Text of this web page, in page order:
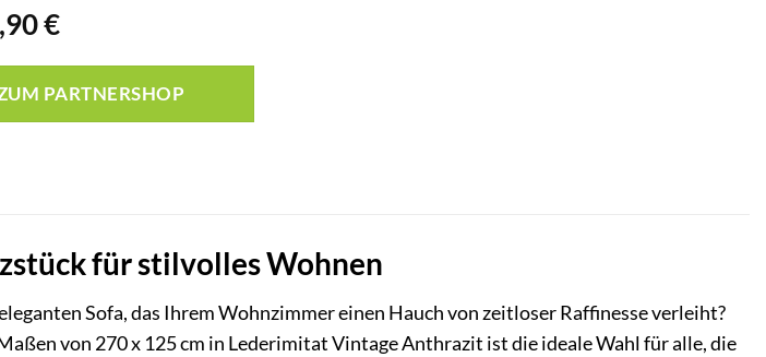
€
PARTNERSHOP
für stilvolles Wohnen
Sofa, das Ihrem Wohnzimmer einen Hauch von zeitloser Raffinesse verleiht?
von 270 x 125 cm in Lederimitat Vintage Anthrazit ist die ideale Wahl für alle, die